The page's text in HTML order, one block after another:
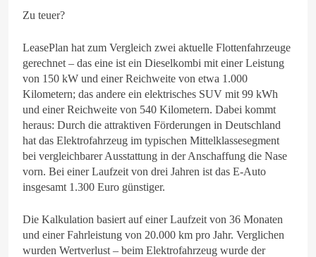
Zu teuer?
LeasePlan hat zum Vergleich zwei aktuelle Flottenfahrzeuge
gerechnet – das eine ist ein Dieselkombi mit einer Leistung
von 150 kW und einer Reichweite von etwa 1.000
Kilometern; das andere ein elektrisches SUV mit 99 kWh
und einer Reichweite von 540 Kilometern. Dabei kommt
heraus: Durch die attraktiven Förderungen in Deutschland
hat das Elektrofahrzeug im typischen Mittelklassesegment
bei vergleichbarer Ausstattung in der Anschaffung die Nase
vorn. Bei einer Laufzeit von drei Jahren ist das E-Auto
insgesamt 1.300 Euro günstiger.
Die Kalkulation basiert auf einer Laufzeit von 36 Monaten
und einer Fahrleistung von 20.000 km pro Jahr. Verglichen
wurden Wertverlust – beim Elektrofahrzeug wurde der